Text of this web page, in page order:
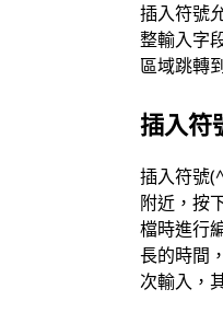
插入符號
整輸入字
區域跳轉
插入符
插入符號
附近，按
檔時進行
長的時間
次輸入，